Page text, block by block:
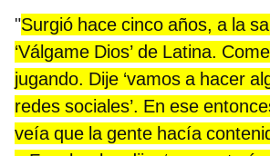
"Surgió hace cinco años, a la
‘Válgame Dios’ de Latina.
jugando. Dije ‘vamos a hacer
redes sociales’. En ese
veía que la gente hacía